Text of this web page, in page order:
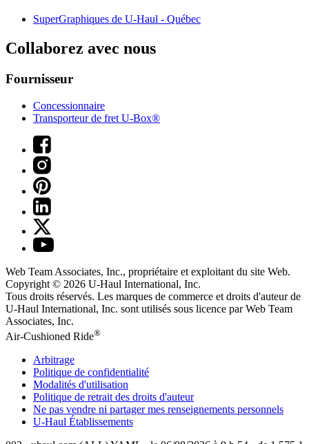
SuperGraphiques de U-Haul - Québec
Collaborez avec nous
Fournisseur
Concessionnaire
Transporteur de fret U-Box®
Web Team Associates, Inc., propriétaire et exploitant du site Web.
Copyright © 2026 U-Haul International, Inc.
Tous droits réservés. Les marques de commerce et droits d'auteur de
U-Haul International, Inc. sont utilisés sous licence par Web Team
Associates, Inc.
Air-Cushioned Ride®
Arbitrage
Politique de confidentialité
Modalités d'utilisation
Politique de retrait des droits d'auteur
Ne pas vendre ni partager mes renseignements personnels
U-Haul Établissements